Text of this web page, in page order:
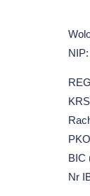
BIC
Nr